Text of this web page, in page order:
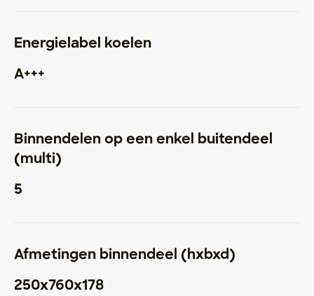
Energielabel koelen
A+++
Binnendelen op een enkel buitendeel
(multi)
5
Afmetingen binnendeel (hxbxd)
250x760x178